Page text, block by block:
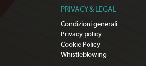
PRIVACY & LEGAL
Condizioni generali
Privacy policy
Cookie Policy
Whistleblowing